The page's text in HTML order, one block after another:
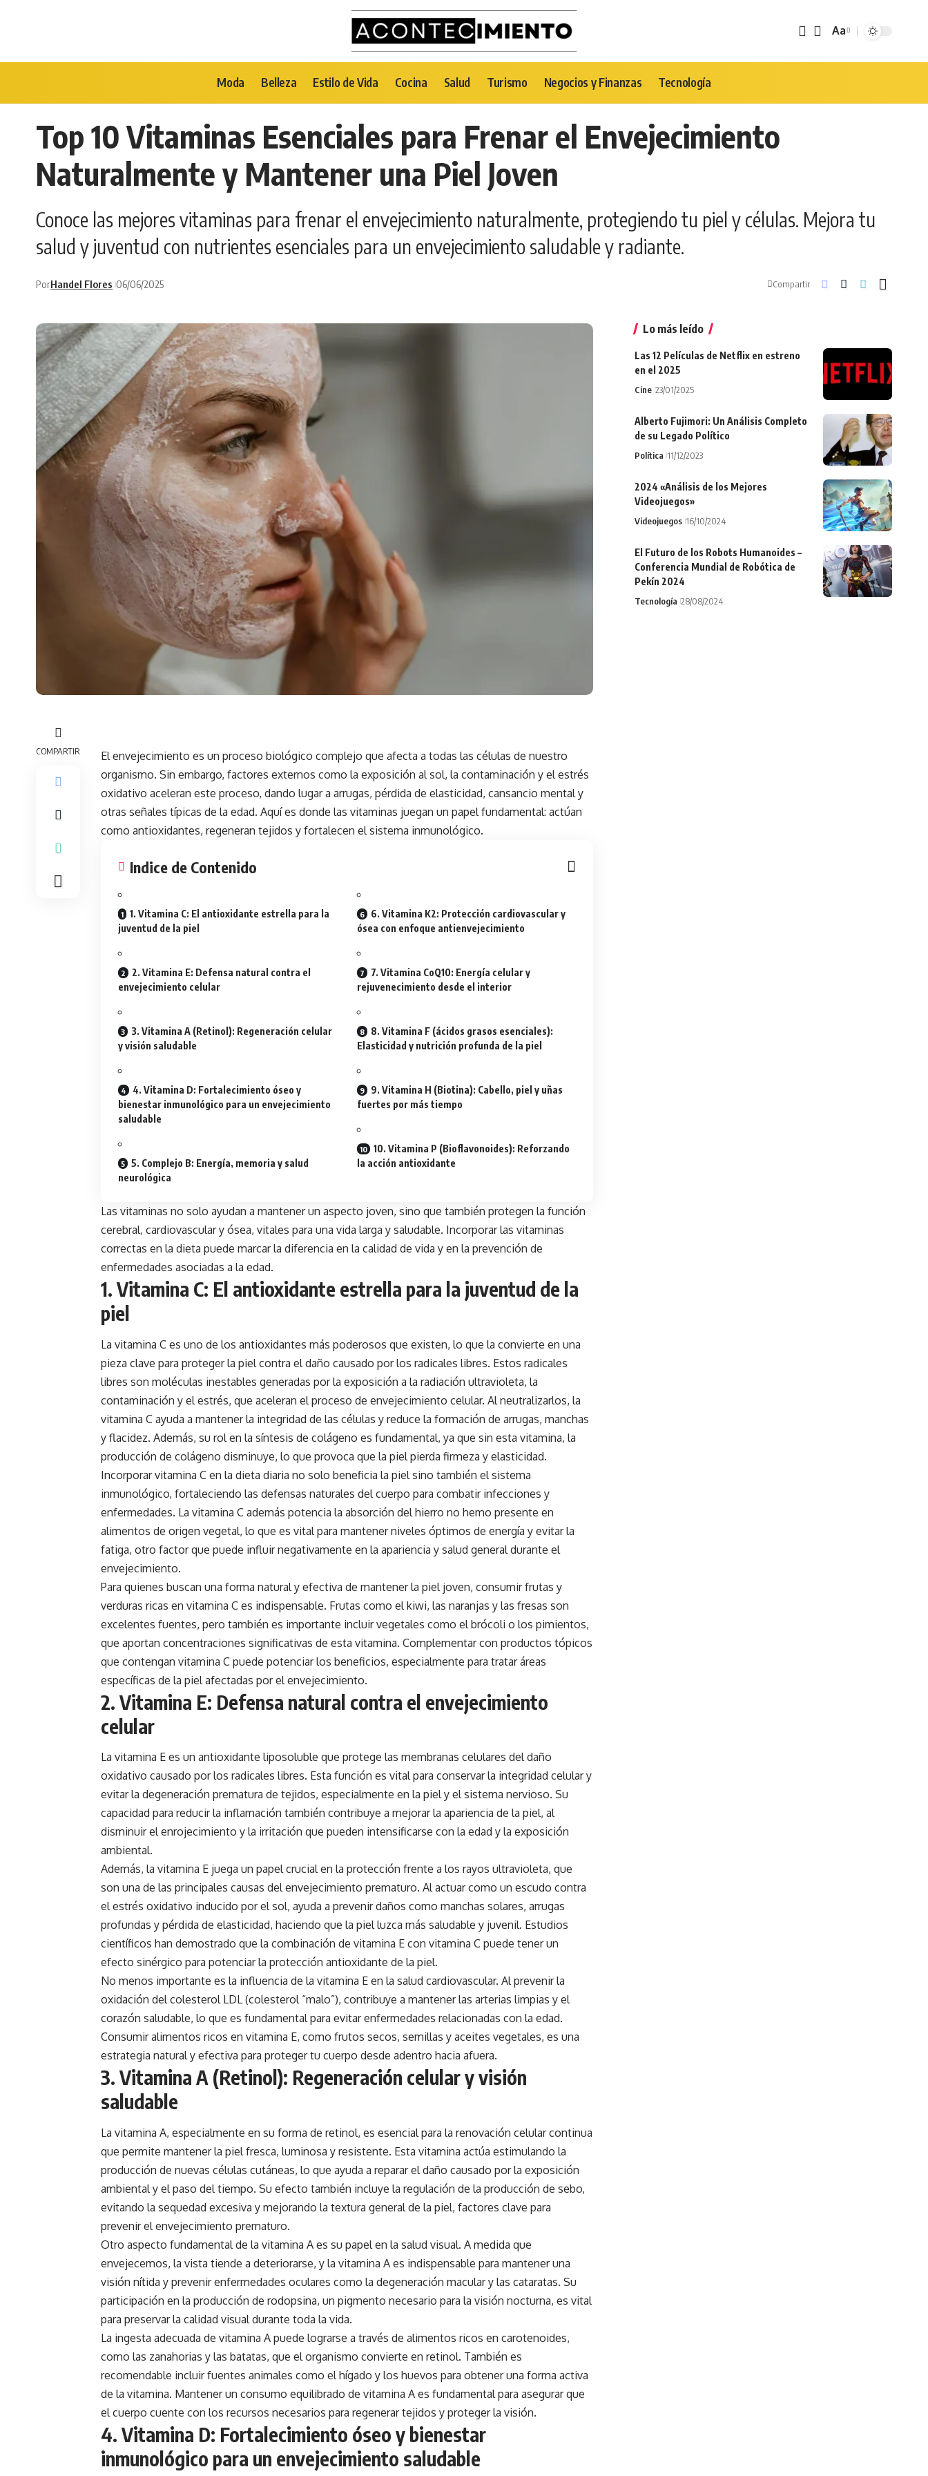
Tamaño
Aa
Moda Belleza Estilo de Vida Cocina Salud Turismo Negocios y Finanzas Tecnología
Top 10 Vitaminas Esenciales para Frenar el Envejecimiento
Naturalmente y Mantener una Piel Joven
Conoce las mejores vitaminas para frenar el envejecimiento naturalmente, protegiendo tu piel y células. Mejora tu
salud y juventud con nutrientes esenciales para un envejecimiento saludable y radiante.
PorHandel Flores 06/06/2025 Compartir
COMPARTIR
El envejecimiento es un proceso biológico complejo que afecta a todas las células de nuestro
organismo. Sin embargo, factores externos como la exposición al sol, la contaminación y el estrés
oxidativo aceleran este proceso, dando lugar a arrugas, pérdida de elasticidad, cansancio mental y
otras señales típicas de la edad. Aquí es donde las vitaminas juegan un papel fundamental: actúan
como antioxidantes, regeneran tejidos y fortalecen el sistema inmunológico.
Indice de Contenido
1. Vitamina C: El antioxidante estrella para la
juventud de la piel
2. Vitamina E: Defensa natural contra el
envejecimiento celular
3. Vitamina A (Retinol): Regeneración celular
y visión saludable
4. Vitamina D: Fortalecimiento óseo y
bienestar inmunológico para un envejecimiento
saludable
5. Complejo B: Energía, memoria y salud
neurológica
6. Vitamina K2: Protección cardiovascular y
ósea con enfoque antienvejecimiento
7. Vitamina CoQ10: Energía celular y
rejuvenecimiento desde el interior
8. Vitamina F (ácidos grasos esenciales):
Elasticidad y nutrición profunda de la piel
9. Vitamina H (Biotina): Cabello, piel y uñas
fuertes por más tiempo
10. Vitamina P (Bioflavonoides): Reforzando
la acción antioxidante
Las vitaminas no solo ayudan a mantener un aspecto joven, sino que también protegen la función
cerebral, cardiovascular y ósea, vitales para una vida larga y saludable. Incorporar las vitaminas
correctas en la dieta puede marcar la diferencia en la calidad de vida y en la prevención de
enfermedades asociadas a la edad.
1. Vitamina C: El antioxidante estrella para la juventud de la
piel
La vitamina C es uno de los antioxidantes más poderosos que existen, lo que la convierte en una
pieza clave para proteger la piel contra el daño causado por los radicales libres. Estos radicales
libres son moléculas inestables generadas por la exposición a la radiación ultravioleta, la
contaminación y el estrés, que aceleran el proceso de envejecimiento celular. Al neutralizarlos, la
vitamina C ayuda a mantener la integridad de las células y reduce la formación de arrugas, manchas
y flacidez. Además, su rol en la síntesis de colágeno es fundamental, ya que sin esta vitamina, la
producción de colágeno disminuye, lo que provoca que la piel pierda firmeza y elasticidad.
Incorporar vitamina C en la dieta diaria no solo beneficia la piel sino también el sistema
inmunológico, fortaleciendo las defensas naturales del cuerpo para combatir infecciones y
enfermedades. La vitamina C además potencia la absorción del hierro no hemo presente en
alimentos de origen vegetal, lo que es vital para mantener niveles óptimos de energía y evitar la
fatiga, otro factor que puede influir negativamente en la apariencia y salud general durante el
envejecimiento.
Para quienes buscan una forma natural y efectiva de mantener la piel joven, consumir frutas y
verduras ricas en vitamina C es indispensable. Frutas como el kiwi, las naranjas y las fresas son
excelentes fuentes, pero también es importante incluir vegetales como el brócoli o los pimientos,
que aportan concentraciones significativas de esta vitamina. Complementar con productos tópicos
que contengan vitamina C puede potenciar los beneficios, especialmente para tratar áreas
específicas de la piel afectadas por el envejecimiento.
2. Vitamina E: Defensa natural contra el envejecimiento
celular
La vitamina E es un antioxidante liposoluble que protege las membranas celulares del daño
oxidativo causado por los radicales libres. Esta función es vital para conservar la integridad celular y
evitar la degeneración prematura de tejidos, especialmente en la piel y el sistema nervioso. Su
capacidad para reducir la inflamación también contribuye a mejorar la apariencia de la piel, al
disminuir el enrojecimiento y la irritación que pueden intensificarse con la edad y la exposición
ambiental.
Además, la vitamina E juega un papel crucial en la protección frente a los rayos ultravioleta, que
son una de las principales causas del envejecimiento prematuro. Al actuar como un escudo contra
el estrés oxidativo inducido por el sol, ayuda a prevenir daños como manchas solares, arrugas
profundas y pérdida de elasticidad, haciendo que la piel luzca más saludable y juvenil. Estudios
científicos han demostrado que la combinación de vitamina E con vitamina C puede tener un
efecto sinérgico para potenciar la protección antioxidante de la piel.
No menos importante es la influencia de la vitamina E en la salud cardiovascular. Al prevenir la
oxidación del colesterol LDL (colesterol “malo”), contribuye a mantener las arterias limpias y el
corazón saludable, lo que es fundamental para evitar enfermedades relacionadas con la edad.
Consumir alimentos ricos en vitamina E, como frutos secos, semillas y aceites vegetales, es una
estrategia natural y efectiva para proteger tu cuerpo desde adentro hacia afuera.
3. Vitamina A (Retinol): Regeneración celular y visión
saludable
La vitamina A, especialmente en su forma de retinol, es esencial para la renovación celular continua
que permite mantener la piel fresca, luminosa y resistente. Esta vitamina actúa estimulando la
producción de nuevas células cutáneas, lo que ayuda a reparar el daño causado por la exposición
ambiental y el paso del tiempo. Su efecto también incluye la regulación de la producción de sebo,
evitando la sequedad excesiva y mejorando la textura general de la piel, factores clave para
prevenir el envejecimiento prematuro.
Otro aspecto fundamental de la vitamina A es su papel en la salud visual. A medida que
envejecemos, la vista tiende a deteriorarse, y la vitamina A es indispensable para mantener una
visión nítida y prevenir enfermedades oculares como la degeneración macular y las cataratas. Su
participación en la producción de rodopsina, un pigmento necesario para la visión nocturna, es vital
para preservar la calidad visual durante toda la vida.
La ingesta adecuada de vitamina A puede lograrse a través de alimentos ricos en carotenoides,
como las zanahorias y las batatas, que el organismo convierte en retinol. También es
recomendable incluir fuentes animales como el hígado y los huevos para obtener una forma activa
de la vitamina. Mantener un consumo equilibrado de vitamina A es fundamental para asegurar que
el cuerpo cuente con los recursos necesarios para regenerar tejidos y proteger la visión.
4. Vitamina D: Fortalecimiento óseo y bienestar
inmunológico para un envejecimiento saludable
Lo más leído
Las 12 Películas de Netflix en estreno
en el 2025
Cine 23/01/2025
Alberto Fujimori: Un Análisis Completo
de su Legado Político
Política 11/12/2023
2024 «Análisis de los Mejores
Videojuegos»
Videojuegos 16/10/2024
El Futuro de los Robots Humanoides –
Conferencia Mundial de Robótica de
Pekín 2024
Tecnología 28/08/2024